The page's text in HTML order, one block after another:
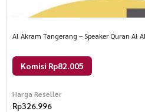
Al Akram Tangerang – Speaker Quran Al
Komisi Rp82.005
Harga Reseller
Rp326.996